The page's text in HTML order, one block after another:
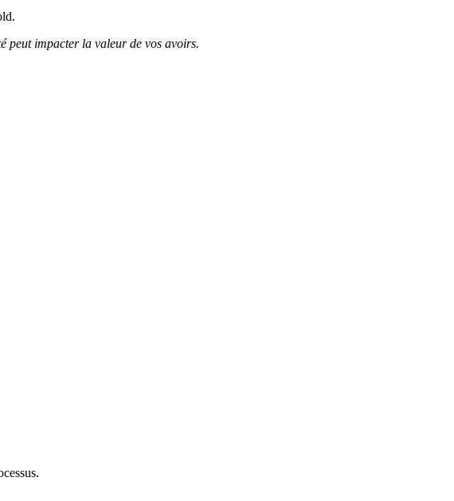
peut impacter la valeur de vos avoirs.